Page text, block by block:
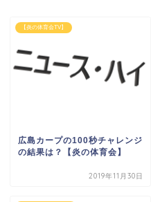
【炎の体育会TV】
広島カープの100秒チャレンジ
の結果は？【炎の体育会】
2019年11月30日